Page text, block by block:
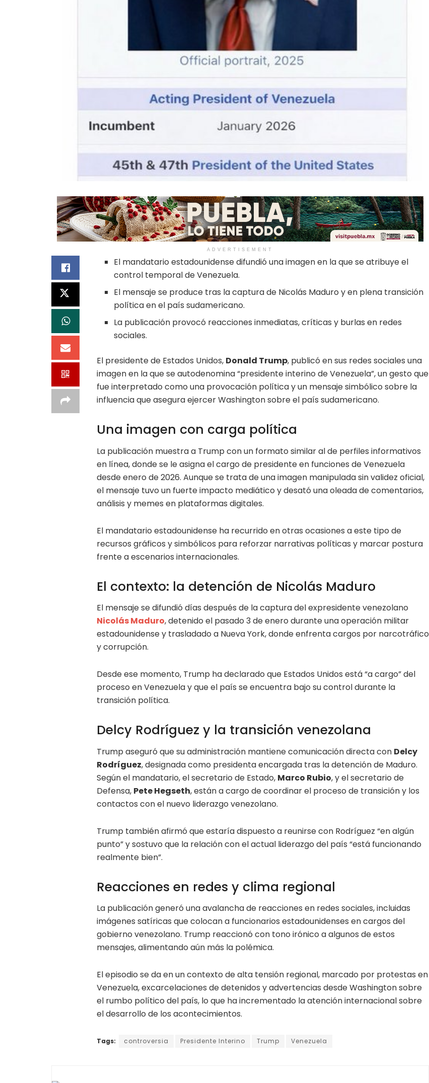
ADVERTISEMENT
El mandatario estadounidense difundió una imagen en la que se atribuye el
control temporal de Venezuela.
El mensaje se produce tras la captura de Nicolás Maduro y en plena transición
política en el país sudamericano.
La publicación provocó reacciones inmediatas, críticas y burlas en redes
sociales.
El presidente de Estados Unidos, Donald Trump, publicó en sus redes sociales una
imagen en la que se autodenomina “presidente interino de Venezuela”, un gesto que
fue interpretado como una provocación política y un mensaje simbólico sobre la
influencia que asegura ejercer Washington sobre el país sudamericano.
Una imagen con carga política
La publicación muestra a Trump con un formato similar al de perfiles informativos
en línea, donde se le asigna el cargo de presidente en funciones de Venezuela
desde enero de 2026. Aunque se trata de una imagen manipulada sin validez oficial,
el mensaje tuvo un fuerte impacto mediático y desató una oleada de comentarios,
análisis y memes en plataformas digitales.
El mandatario estadounidense ha recurrido en otras ocasiones a este tipo de
recursos gráficos y simbólicos para reforzar narrativas políticas y marcar postura
frente a escenarios internacionales.
El contexto: la detención de Nicolás Maduro
El mensaje se difundió días después de la captura del expresidente venezolano
Nicolás Maduro, detenido el pasado 3 de enero durante una operación militar
estadounidense y trasladado a Nueva York, donde enfrenta cargos por narcotráfico
y corrupción.
Desde ese momento, Trump ha declarado que Estados Unidos está “a cargo” del
proceso en Venezuela y que el país se encuentra bajo su control durante la
transición política.
Delcy Rodríguez y la transición venezolana
Trump aseguró que su administración mantiene comunicación directa con Delcy
Rodríguez, designada como presidenta encargada tras la detención de Maduro.
Según el mandatario, el secretario de Estado, Marco Rubio, y el secretario de
Defensa, Pete Hegseth, están a cargo de coordinar el proceso de transición y los
contactos con el nuevo liderazgo venezolano.
Trump también afirmó que estaría dispuesto a reunirse con Rodríguez “en algún
punto” y sostuvo que la relación con el actual liderazgo del país “está funcionando
realmente bien”.
Reacciones en redes y clima regional
La publicación generó una avalancha de reacciones en redes sociales, incluidas
imágenes satíricas que colocan a funcionarios estadounidenses en cargos del
gobierno venezolano. Trump reaccionó con tono irónico a algunos de estos
mensajes, alimentando aún más la polémica.
El episodio se da en un contexto de alta tensión regional, marcado por protestas en
Venezuela, excarcelaciones de detenidos y advertencias desde Washington sobre
el rumbo político del país, lo que ha incrementado la atención internacional sobre
el desarrollo de los acontecimientos.
Tags: controversia Presidente Interino Trump Venezuela